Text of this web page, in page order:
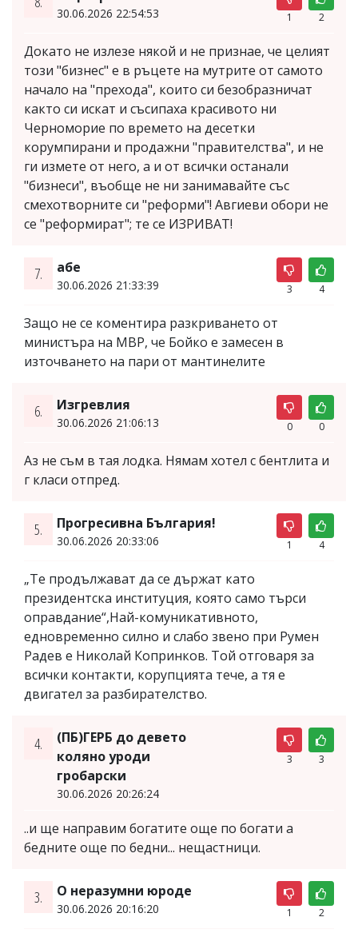
30.06.2026 22:54:53 1 2
Докато не излезе някой и не признае, че целият
този "бизнес" е в ръцете на мутрите от самото
начало на "прехода", които си безобразничат
както си искат и съсипаха красивото ни
Черноморие по времето на десетки
корумпирани и продажни "правителства", и не
ги измете от него, а и от всички останали
"бизнеси", въобще не ни занимавайте със
смехотворните си "реформи"! Авгиеви обори не
се "реформират"; те се ИЗРИВАТ!
7. абе
30.06.2026 21:33:39 3 4
Защо не се коментира разкриването от
министъра на МВР, че Бойко е замесен в
източването на пари от мантинелите
6. Изгревлия
30.06.2026 21:06:13 0 0
Аз не съм в тая лодка. Нямам хотел с бентлита и
г класи отпред.
5. Прогресивна България!
30.06.2026 20:33:06 1 4
„Те продължават да се държат като
президентска институция, която само търси
оправдание“,Най-комуникативното,
едновременно силно и слабо звено при Румен
Радев е Николай Копринков. Той отговаря за
всички контакти, корупцията тече, а тя е
двигател за разбирателство.
4.
(ПБ)ГЕРБ до девето
коляно уроди
гробарски
30.06.2026 20:26:24
3 3
..и ще направим богатите още по богати а
бедните още по бедни... нещастници.
3. О неразумни юроде
30.06.2026 20:16:20 1 2